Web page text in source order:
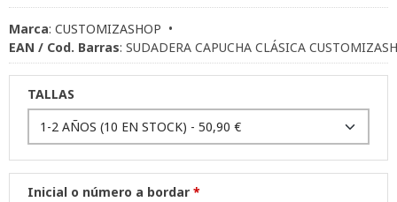
Marca: CUSTOMIZASHOP •
EAN / Cod. Barras: SUDADERA CAPUCHA CLÁSICA
TALLAS
Inicial o número a bordar *